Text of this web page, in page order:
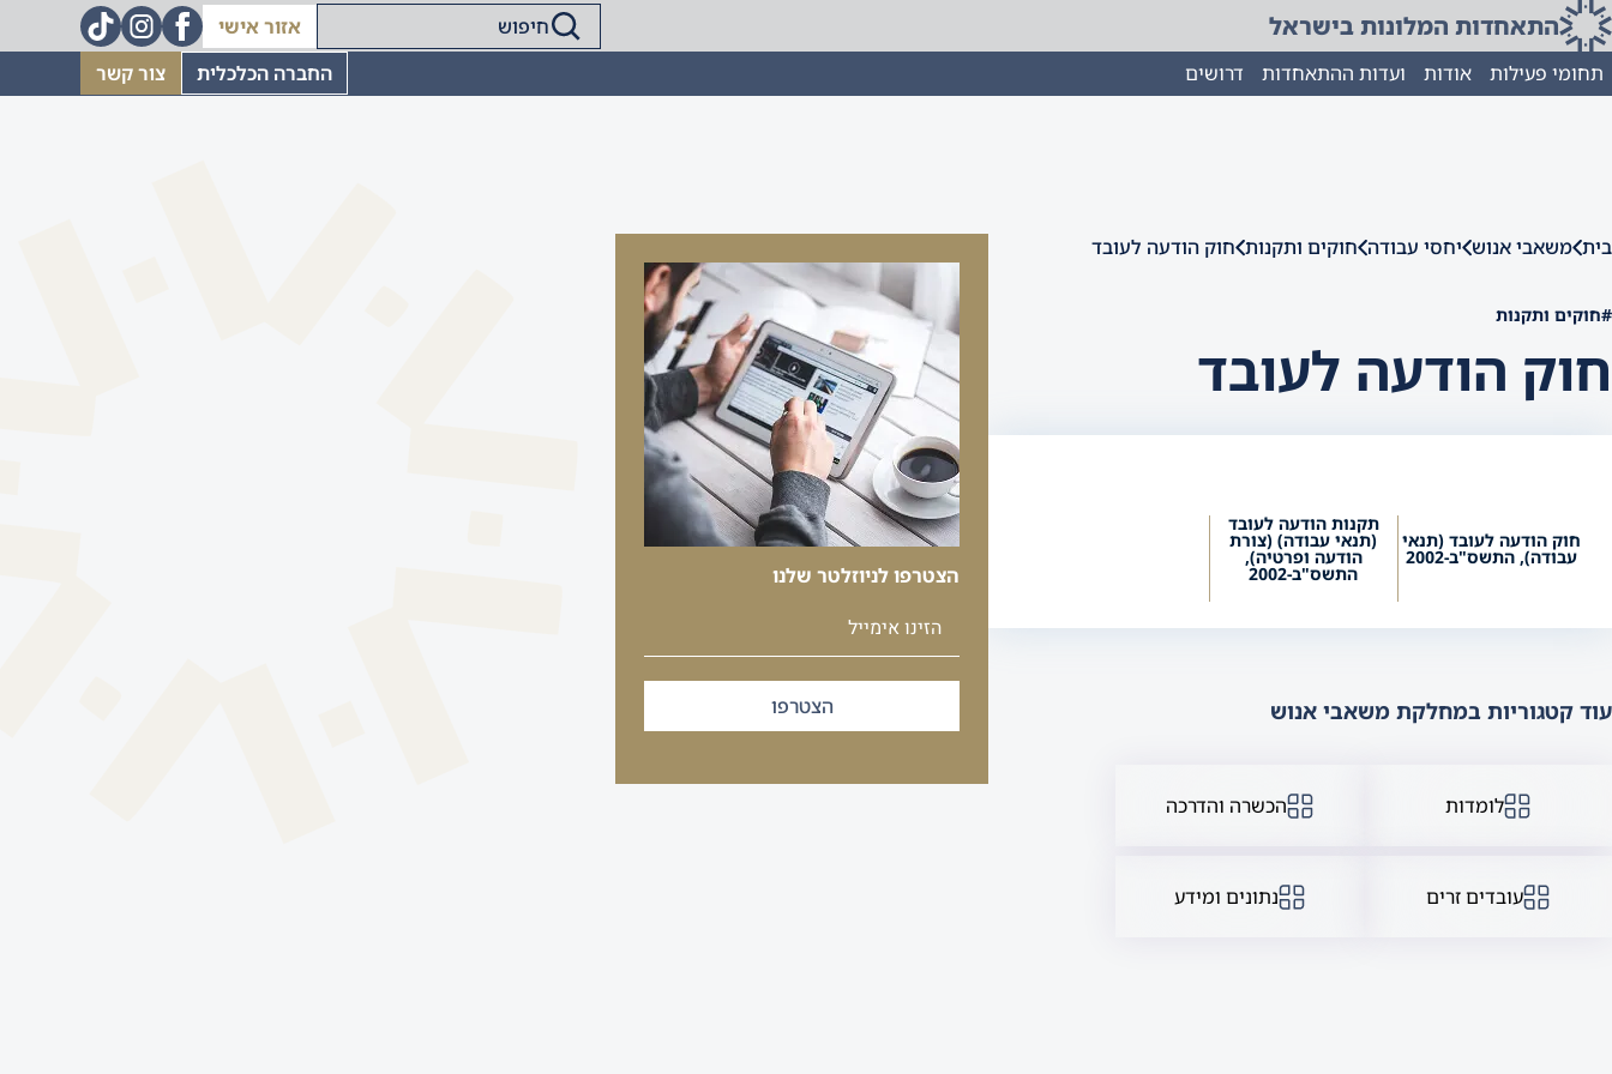
התאחדות המלונות בישראל
אזור אישי
תחומי פעילות
אודות ועדות ההתאחדות דרושים החברה הכלכלית צור קשר
בית משאבי אנוש יחסי עבודה חוקים ותקנות חוק הודעה לעובד
#חוקים ותקנות
חוק הודעה לעובד
חוק הודעה לעובד (תנאי
עבודה), התשס"ב-2002
תקנות הודעה לעובד
(תנאי עבודה) (צורת
הודעה ופרטיה),
התשס"ב-2002
עוד קטגוריות במחלקת משאבי אנוש
לומדות הכשרה והדרכה
עובדים זרים נתונים ומידע
הצטרפו לניוזלטר שלנו
הצטרפו